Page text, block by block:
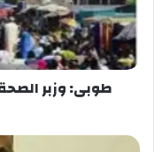
وكان وزير
إلى الجزائر على
الدولة لشؤون
السعودي في
مكتب وزير الخارجية